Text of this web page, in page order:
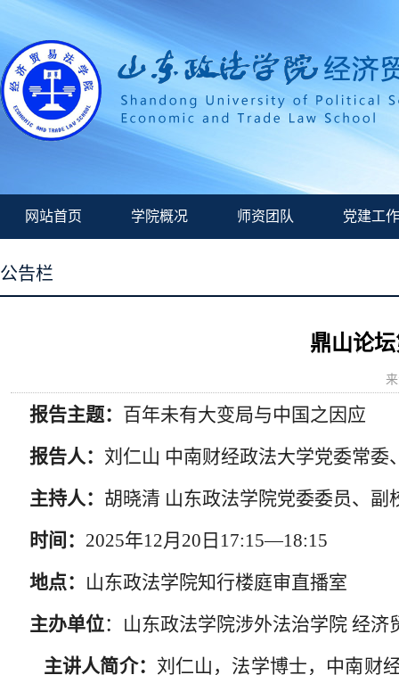
网站首页 学院概况 师资团队 党建工作
公告栏
鼎山论
报告主题： 百年未有大变局与中国之因应
报告人： 刘仁山 中南财经政法大学党委常委
主持人： 胡晓清 山东政法学院党委委员、副
时间： 2025年12月 20 日 17:15—18:15
地点： 山东政法学院知行楼庭审直播室
主办单位： 山东政法学院涉外法治学院 经济
主讲人简介： 刘仁山，法学博士，中南财